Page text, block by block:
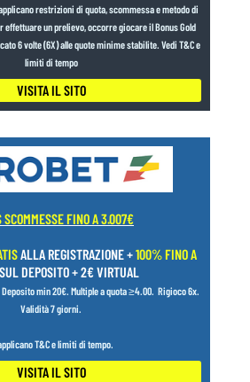
restrizioni di quota, scommessa e metodo di
effettuare un prelievo, occorre giocare il Bonus Gold
6 volte (6X) alle quote minime stabilite. Vedi T&C e
limiti di tempo
VISITA IL SITO
SCOMMESSE FINO A 3.007€
ALLA REGISTRAZIONE +100% FINO A
SUL DEPOSITO + 2€ VIRTUAL
Deposito min 20€. Multiple a quota ≥4.00. Rigioco 6x.
Validità 7 giorni.
T&C e limiti di tempo.
VISITA IL SITO